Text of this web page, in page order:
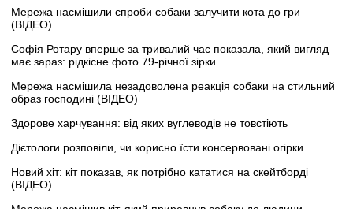
Мережа насмішили спроби собаки залучити кота до гри
(ВІДЕО)
Софія Ротару вперше за тривалий час показала, який вигляд
має зараз: рідкісне фото 79-річної зірки
Мережа насмішила незадоволена реакція собаки на стильний
образ господині (ВІДЕО)
Здорове харчування: від яких вуглеводів не товстіють
Дієтологи розповіли, чи корисно їсти консервовані огірки
Новий хіт: кіт показав, як потрібно кататися на скейтборді
(ВІДЕО)